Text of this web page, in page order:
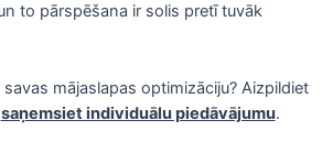
to pārspēšana ir solis pretī tuvāk
mājaslapas optimizāciju? Aizpildiet
saņemsiet individuālu piedāvājumu.